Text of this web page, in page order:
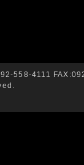
558-4111